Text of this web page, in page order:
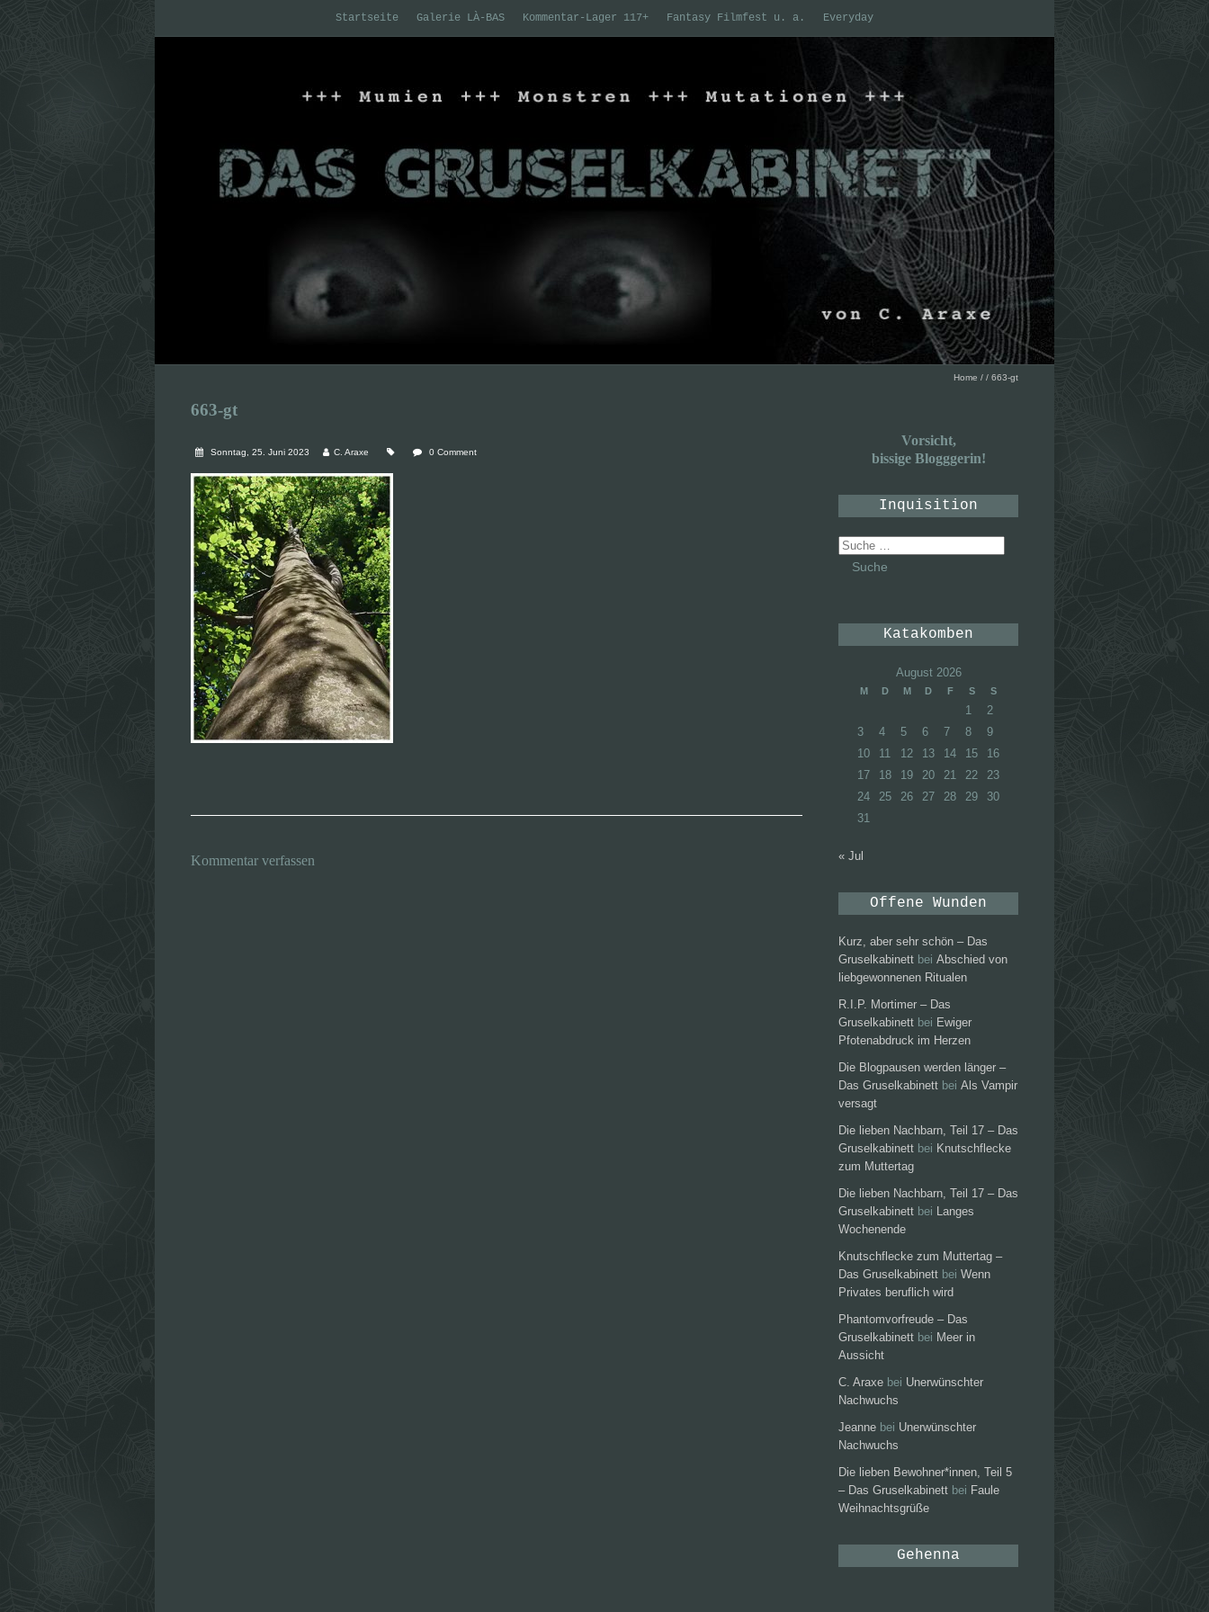
Startseite Galerie LÀ-BAS Kommentar-Lager 117+ Fantasy Filmfest u. a. Everyday
Home / / 663-gt
663-gt
Sonntag, 25. Juni 2023 C. Araxe 0 Comment
Kommentar verfassen
Vorsicht,
bissige Blogggerin!
Inquisition
Suche
nach:
Katakomben
August 2026
M D M D F S S
1
2
3
4 5 6 7 8
9
10
11 12 13 14 15
16
17
18 19 20 21 22
23
24
25 26 27 28 29
30
31
« Jul
Offene Wunden
Kurz, aber sehr schön – Das
Gruselkabinett bei Abschied von
liebgewonnenen Ritualen
R.I.P. Mortimer – Das
Gruselkabinett bei Ewiger
Pfotenabdruck im Herzen
Die Blogpausen werden länger –
Das Gruselkabinett bei Als Vampir
versagt
Die lieben Nachbarn, Teil 17 – Das
Gruselkabinett bei Knutschflecke
zum Muttertag
Die lieben Nachbarn, Teil 17 – Das
Gruselkabinett bei Langes
Wochenende
Knutschflecke zum Muttertag –
Das Gruselkabinett bei Wenn
Privates beruflich wird
Phantomvorfreude – Das
Gruselkabinett bei Meer in
Aussicht
C. Araxe bei Unerwünschter
Nachwuchs
Jeanne bei Unerwünschter
Nachwuchs
Die lieben Bewohner*innen, Teil 5
– Das Gruselkabinett bei Faule
Weihnachtsgrüße
Gehenna